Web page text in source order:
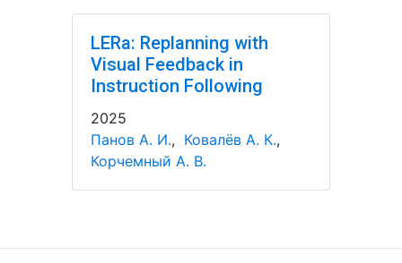
LERa: Replanning with
Visual Feedback in
Instruction Following
2025
Панов А. И., Ковалёв А. К.,
Корчемный А. В.